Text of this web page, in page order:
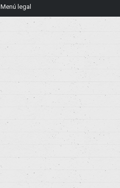
Menú legal